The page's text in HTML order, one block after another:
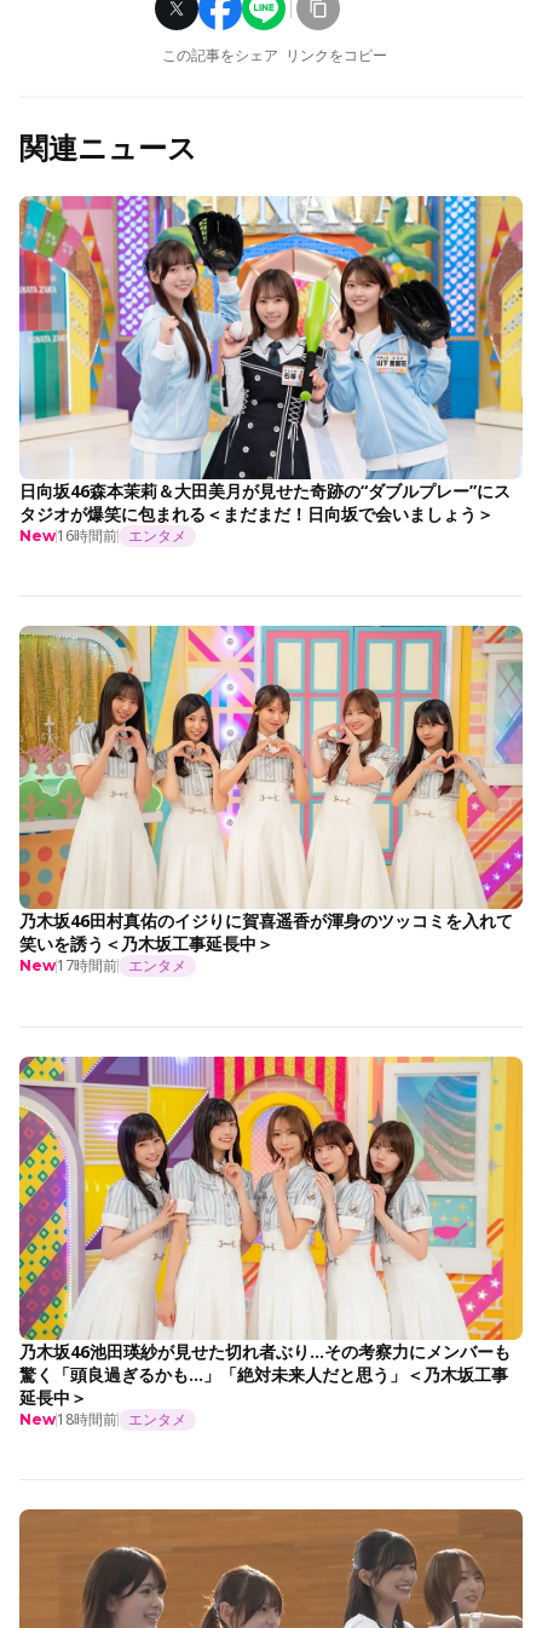
この記事をシェア リンクをコピー
関連ニュース
日向坂46森本茉莉＆大田美月が見せた奇跡の“ダブルプレー”にス
タジオが爆笑に包まれる＜まだまだ！日向坂で会いましょう＞
New16時間前 エンタメ
乃木坂46田村真佑のイジりに賀喜遥香が渾身のツッコミを入れて
笑いを誘う＜乃木坂工事延長中＞
New17時間前 エンタメ
乃木坂46池田瑛紗が見せた切れ者ぶり…その考察力にメンバーも
驚く「頭良過ぎるかも…」「絶対未来人だと思う」＜乃木坂工事
延長中＞
New18時間前 エンタメ